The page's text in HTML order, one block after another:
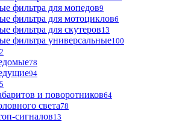
фильтра для мопедов9
фильтра для мотоциклов6
фильтра для скутеров13
фильтра универсальные100
78
94
и поворотников64
света78
сигналов13